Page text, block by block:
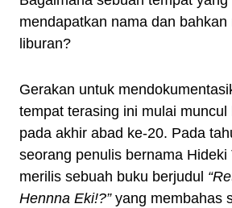
mendapatkan nama dan bahkan
liburan?
Gerakan untuk
tempat terasing ini mulai muncul
pada akhir abad ke-20. Pada
seorang penulis bernama Hideki
merilis sebuah buku berjudul
Hennna Eki!?”yang membahas